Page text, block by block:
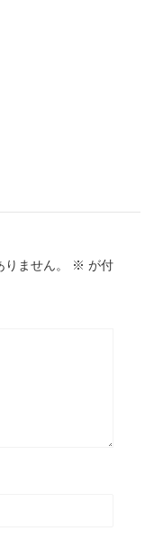
ません。 ※ が付